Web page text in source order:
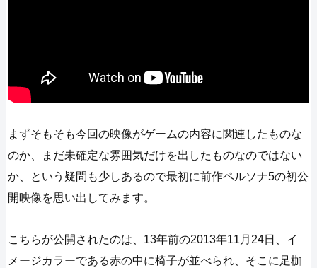
まずそもそも今回の映像がゲームの内容に関連したものな
のか、まだ未確定な雰囲気だけを出したものなのではない
か、という疑問も少しあるので最初に前作ペルソナ5の初公
開映像を思い出してみます。
こちらが公開されたのは、13年前の2013年11月24日、イ
メージカラーである赤の中に椅子が並べられ、そこに足枷